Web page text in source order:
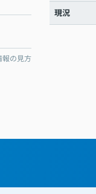
報の見方
現況